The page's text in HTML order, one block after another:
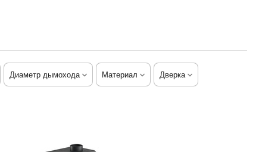
Диаметр дымохода Материал Дверка